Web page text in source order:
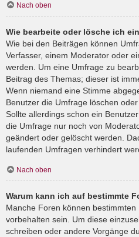
Nach oben
Wie bearbeite oder lösche ich
Wie bei den Beiträgen können
Verfasser, einem Moderator oder
werden. Um eine Umfrage zu
Beitrag des Themas; dieser ist
Wenn niemand eine Stimme
Benutzer die Umfrage löschen
Sollte allerdings schon ein
die Umfrage nur noch von
geändert oder gelöscht werden.
laufenden Umfragen verhindert
Nach oben
Warum kann ich auf bestimmte
Manche Foren können
vorbehalten sein. Um diese
schreiben oder andere Vorgänge